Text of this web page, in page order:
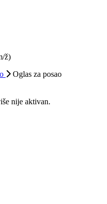
ž)
Oglas za posao
nije aktivan.